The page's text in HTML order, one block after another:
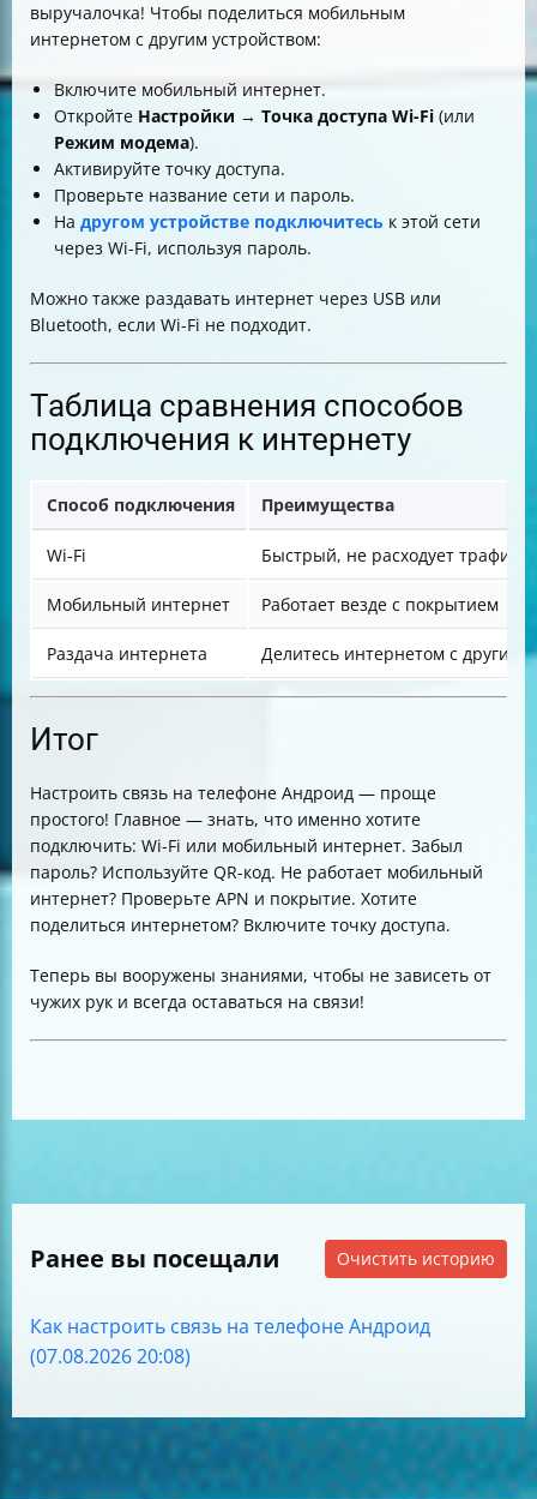
выручалочка! Чтобы поделиться мобильным
интернетом с другим устройством:
Включите мобильный интернет.
Откройте Настройки → Точка доступа Wi-Fi (или
Режим модема).
Активируйте точку доступа.
Проверьте название сети и пароль.
На другом устройстве подключитесь к этой сети
через Wi-Fi, используя пароль.
Можно также раздавать интернет через USB или
Bluetooth, если Wi-Fi не подходит.
Таблица сравнения способов
подключения к интернету
Способ подключения Преимущества
Wi-Fi Быстрый, не расходует трафик
Мобильный интернет Работает везде с покрытием
Раздача интернета Делитесь интернетом с другими
Итог
Настроить связь на телефоне Андроид — проще
простого! Главное — знать, что именно хотите
подключить: Wi-Fi или мобильный интернет. Забыл
пароль? Используйте QR-код. Не работает мобильный
интернет? Проверьте APN и покрытие. Хотите
поделиться интернетом? Включите точку доступа.
Теперь вы вооружены знаниями, чтобы не зависеть от
чужих рук и всегда оставаться на связи!
Ранее вы посещали Очистить историю
Как настроить связь на телефоне Андроид
(07.08.2026 20:08)